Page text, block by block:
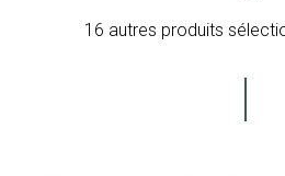
16 autres produits